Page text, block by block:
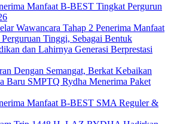
Manfaat B-BEST Tingkat Pergurun
Wawancara Tahap 2 Penerima Manfaat
Tinggi, Sebagai Bentuk
dan Lahirnya Generasi Berprestasi
Dengan Semangat, Berkat Kebaikan
Baru SMPTQ Rydha Menerima Paket
Manfaat B-BEST SMA Reguler &